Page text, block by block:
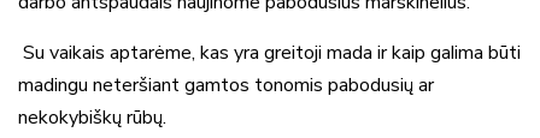
Su vaikais aptarėme, kas yra greitoji mada ir kaip galima būti
madingu neteršiant gamtos tonomis pabodusių ar
nekokybiškų rūbų.